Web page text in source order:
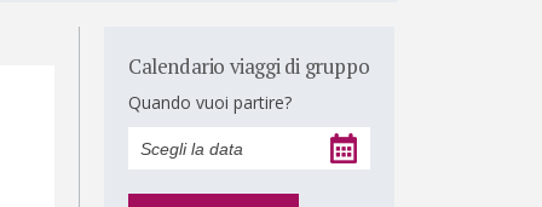
Calendario viaggi di gruppo
Quando vuoi partire?